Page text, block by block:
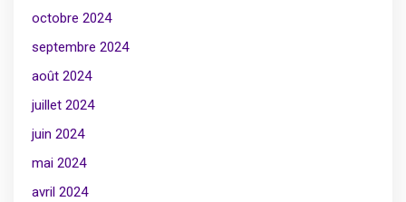
octobre 2024
septembre 2024
août 2024
juillet 2024
juin 2024
mai 2024
avril 2024